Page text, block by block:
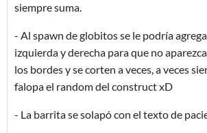
siempre suma.
- Al spawn de globitos se le podría
izquierda y derecha para que no
los bordes y se corten a veces, a veces
falopa el random del construct xD
- La barrita se solapó con el texto de